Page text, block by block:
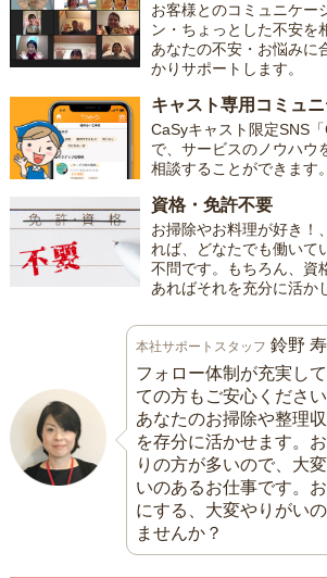
お客様とのコミュニケー
ン・ちょっとした不安を
あなたの不安・お悩みに
かりサポートします。
キャスト専用コミュニ
CaSyキャスト限定SNS「
で、サービスのノウハウ
相談することができます。
資格・免許不要
お掃除やお料理が好き！
れば、どなたでも働いて
不問です。もちろん、資
あればそれを充分に活か
本社サポートスタッフ 鈴野
フォロー体制が充実し
ての方もご安心ください
あなたのお掃除や整理
を存分に活かせます。
りの方が多いので、大
いのあるお仕事です。
にする、大変やりがい
ませんか？